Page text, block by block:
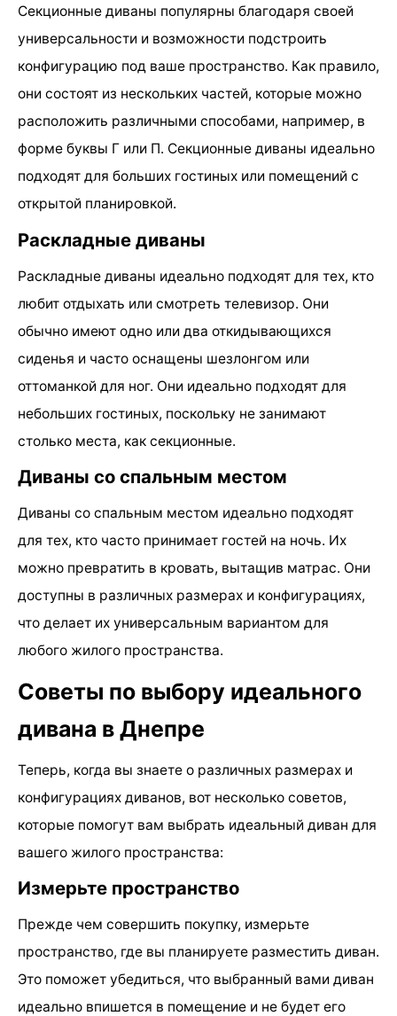
Секционные диваны популярны благодаря своей
универсальности и возможности подстроить
конфигурацию под ваше пространство. Как правило,
они состоят из нескольких частей, которые можно
расположить различными способами, например, в
форме буквы Г или П. Секционные диваны идеально
подходят для больших гостиных или помещений с
открытой планировкой.
Раскладные диваны
Раскладные диваны идеально подходят для тех, кто
любит отдыхать или смотреть телевизор. Они
обычно имеют одно или два откидывающихся
сиденья и часто оснащены шезлонгом или
оттоманкой для ног. Они идеально подходят для
небольших гостиных, поскольку не занимают
столько места, как секционные.
Диваны со спальным местом
Диваны со спальным местом идеально подходят
для тех, кто часто принимает гостей на ночь. Их
можно превратить в кровать, вытащив матрас. Они
доступны в различных размерах и конфигурациях,
что делает их универсальным вариантом для
любого жилого пространства.
Советы по выбору идеального
дивана в Днепре
Теперь, когда вы знаете о различных размерах и
конфигурациях диванов, вот несколько советов,
которые помогут вам выбрать идеальный диван для
вашего жилого пространства:
Измерьте пространство
Прежде чем совершить покупку, измерьте
пространство, где вы планируете разместить диван.
Это поможет убедиться, что выбранный вами диван
идеально впишется в помещение и не будет его